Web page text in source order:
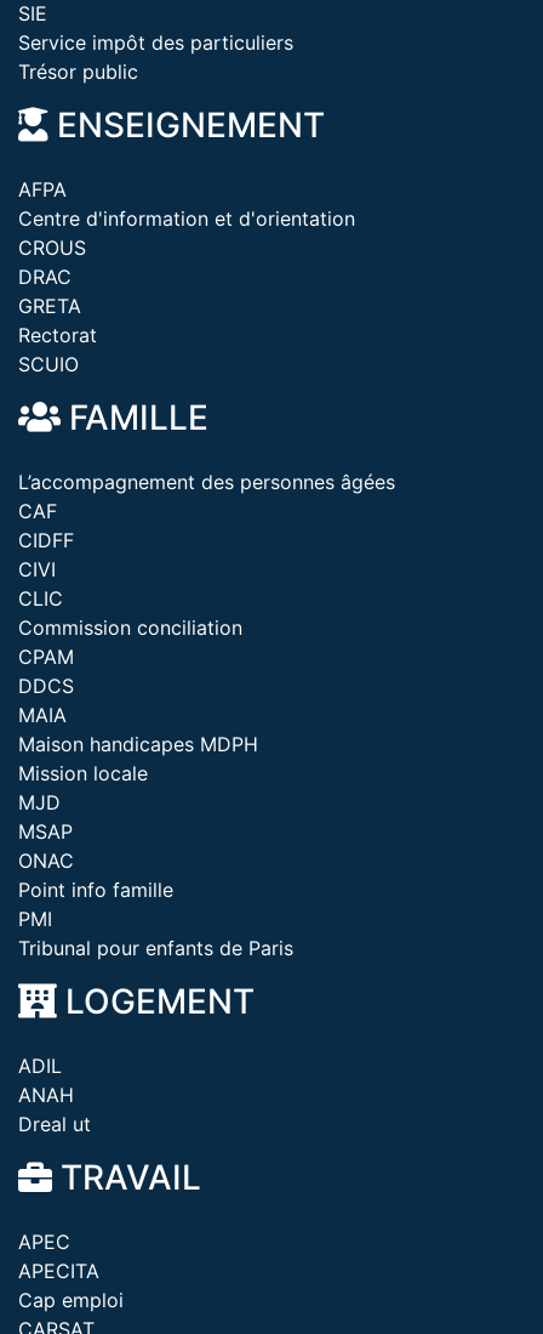
SIE
Service impôt des particuliers
Trésor public
ENSEIGNEMENT
AFPA
Centre d'information et d'orientation
CROUS
DRAC
GRETA
Rectorat
SCUIO
FAMILLE
L’accompagnement des personnes âgées
CAF
CIDFF
CIVI
CLIC
Commission conciliation
CPAM
DDCS
MAIA
Maison handicapes MDPH
Mission locale
MJD
MSAP
ONAC
Point info famille
PMI
Tribunal pour enfants de Paris
LOGEMENT
ADIL
ANAH
Dreal ut
TRAVAIL
APEC
APECITA
Cap emploi
CARSAT